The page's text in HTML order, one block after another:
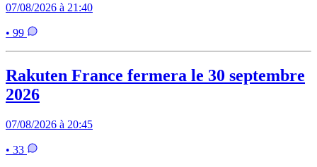
07/08/2026 à 21:40
• 99
Rakuten France fermera le 30 septembre
2026
07/08/2026 à 20:45
• 33